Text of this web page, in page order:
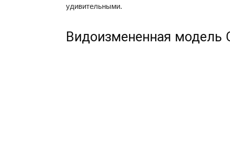
удивительными.
Видоизмененная модель